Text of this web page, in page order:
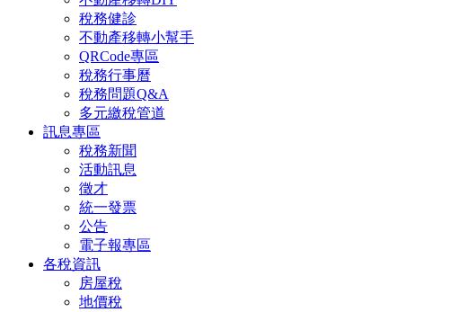
稅務健診
不動產移轉小幫手
QRCode專區
稅務行事曆
稅務問題Q&A
多元繳稅管道
訊息專區
稅務新聞
活動訊息
徵才
統一發票
公告
電子報專區
各稅資訊
房屋稅
地價稅